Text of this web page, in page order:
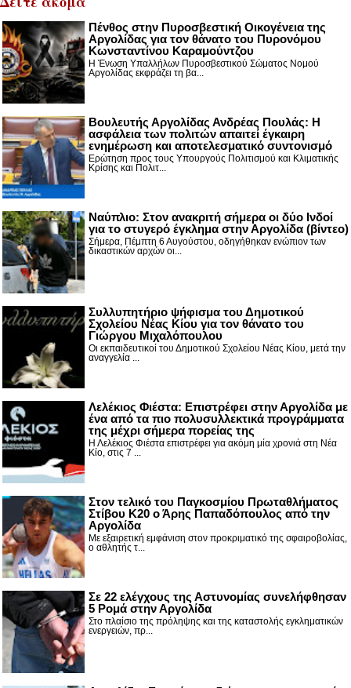
Πένθος στην Πυροσβεστική Οικογένεια της
Αργολίδας για τον θάνατο του Πυρονόμου
Κωνσταντίνου Καραμούντζου
Η Ένωση Υπαλλήλων Πυροσβεστικού Σώματος Νομού
Αργολίδας εκφράζει τη βα...
Βουλευτής Αργολίδας Ανδρέας Πουλάς: Η
ασφάλεια των πολιτών απαιτεί έγκαιρη
ενημέρωση και αποτελεσματικό συντονισμό
Ερώτηση προς τους Υπουργούς Πολιτισμού και Κλιματικής
Κρίσης και Πολιτ...
Nαύπλιο: Στον ανακριτή σήμερα οι δύο Ινδοί
για το στυγερό έγκλημα στην Αργολίδα (βίντεο)
Σήμερα, Πέμπτη 6 Αυγούστου, οδηγήθηκαν ενώπιον των
δικαστικών αρχών οι...
Συλλυπητήριο ψήφισμα του Δημοτικού
Σχολείου Νέας Κίου για τον θάνατο του
Γιώργου Μιχαλόπουλου
Οι εκπαιδευτικοί του Δημοτικού Σχολείου Νέας Κίου, μετά την
αναγγελία ...
Λελέκιος Φιέστα: Επιστρέφει στην Αργολίδα με
ένα από τα πιο πολυσυλλεκτικά προγράμματα
της μέχρι σήμερα πορείας της
Η Λελέκιος Φιέστα επιστρέφει για ακόμη μία χρονιά στη Νέα
Κίο, στις 7 ...
Στον τελικό του Παγκοσμίου Πρωταθλήματος
Στίβου Κ20 ο Άρης Παπαδόπουλος από την
Αργολίδα
Με εξαιρετική εμφάνιση στον προκριματικό της σφαιροβολίας,
ο αθλητής τ...
Σε 22 ελέγχους της Αστυνομίας συνελήφθησαν
5 Ρομά στην Αργολίδα
Στο πλαίσιο της πρόληψης και της καταστολής εγκληματικών
ενεργειών, πρ...